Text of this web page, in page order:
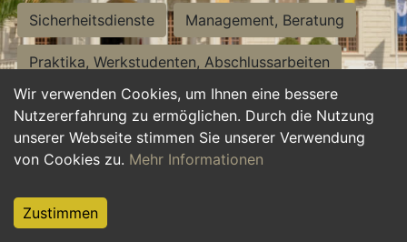
Wir verwenden Cookies, um Ihnen eine bessere
Nutzererfahrung zu ermöglichen. Durch die Nutzung
unserer Webseite stimmen Sie unserer Verwendung
von Cookies zu. Mehr Informationen
Zustimmen
Sicherheitsdienste Management, Beratung
Praktika, Werkstudenten, Abschlussarbeiten
Personalwesen Assistenz, Sekretariat
Hilfskräfte, Aushilfs- und Nebenjobs
Weiterbildung, Studium, duale Ausbildung